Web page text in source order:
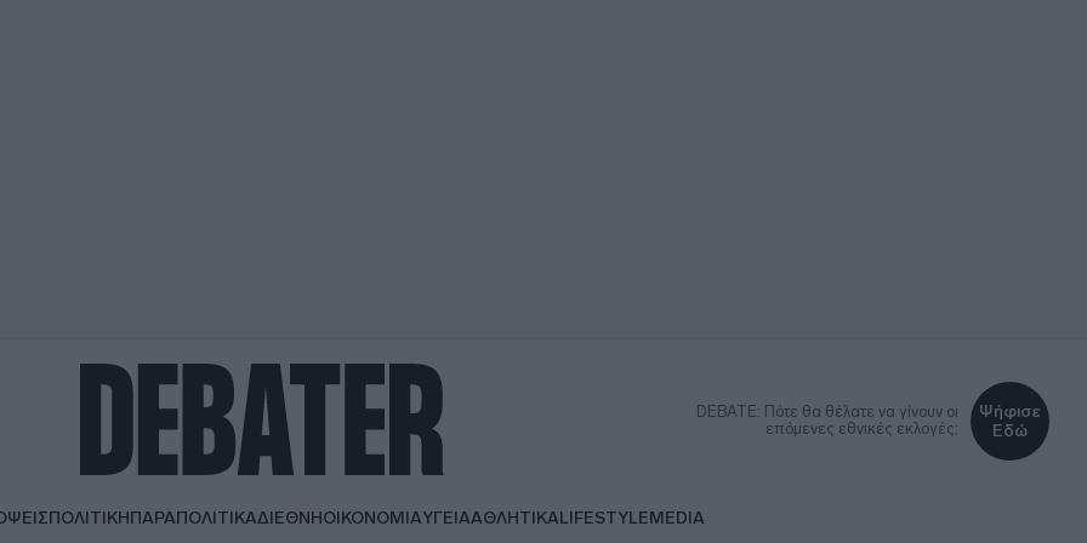
DEBATE: Πότε θα θέλατε να γίνουν οι
επόμενες εθνικές εκλογές;
Ψήφισε
Εδώ
ΠΟΛΙΤΙΚΗΠΑΡΑΠΟΛΙΤΙΚΑΔΙΕΘΝΗΟΙΚΟΝΟΜΙΑΥΓΕΙΑΑΘΛΗΤΙΚΑLIFESTYLEMEDIA